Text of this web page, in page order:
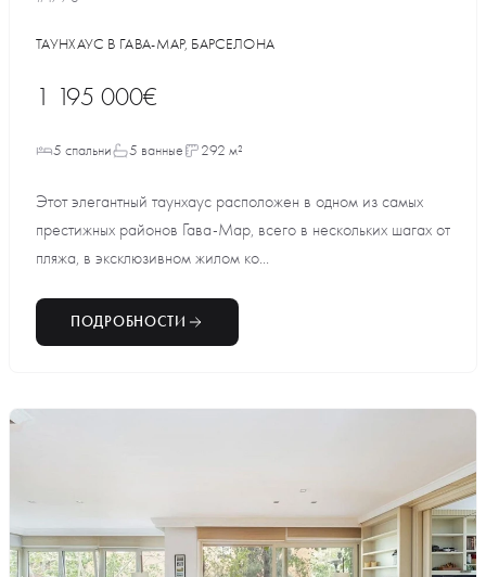
ТАУНХАУС В ГАВА-МАР, БАРСЕЛОНА
1 195 000€
5 спальни 5 ванные 292 м²
Этот элегантный таунхаус расположен в одном из самых
престижных районов Гава-Мар, всего в нескольких шагах от
пляжа, в эксклюзивном жилом ко...
ПОДРОБНОСТИ